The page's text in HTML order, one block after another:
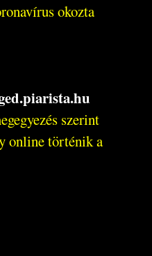
okozta
szerint
online történik a